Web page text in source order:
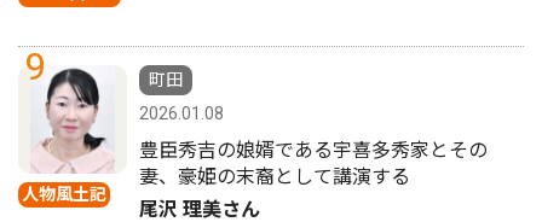
9
人物風土記
町田
2026.01.08
豊臣秀吉の娘婿である宇喜多秀家とその
妻、豪姫の末裔として講演する
尾沢 理美さん